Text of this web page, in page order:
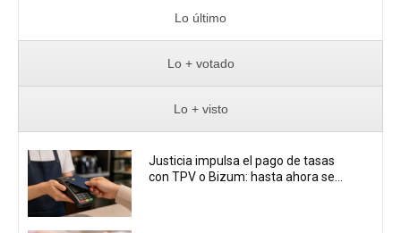
Lo último
Lo + votado
Lo + visto
Justicia impulsa el pago de tasas
con TPV o Bizum: hasta ahora se...